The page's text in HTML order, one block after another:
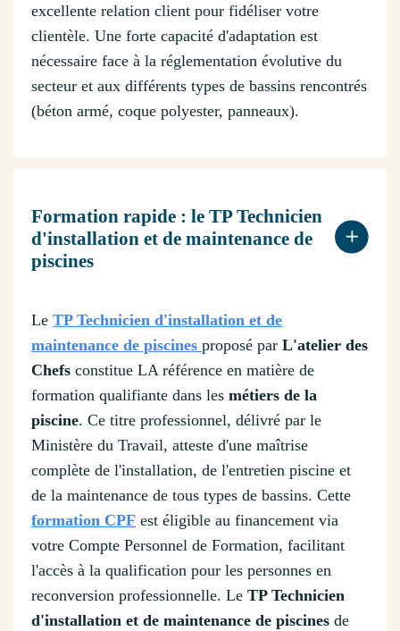
excellente relation client pour fidéliser votre
clientèle. Une forte capacité d'adaptation est
nécessaire face à la réglementation évolutive du
secteur et aux différents types de bassins rencontrés
(béton armé, coque polyester, panneaux).
Formation rapide : le TP Technicien
d'installation et de maintenance de
piscines
Le TP Technicien d'installation et de
maintenance de piscines proposé par L'atelier des
Chefs constitue LA référence en matière de
formation qualifiante dans les métiers de la
piscine. Ce titre professionnel, délivré par le
Ministère du Travail, atteste d'une maîtrise
complète de l'installation, de l'entretien piscine et
de la maintenance de tous types de bassins. Cette
formation CPF est éligible au financement via
votre Compte Personnel de Formation, facilitant
l'accès à la qualification pour les personnes en
reconversion professionnelle. Le TP Technicien
d'installation et de maintenance de piscines de